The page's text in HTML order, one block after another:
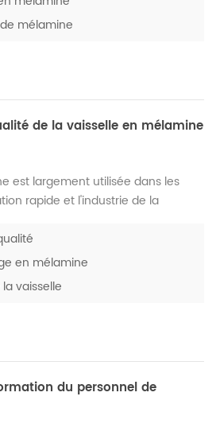
en mélamine pour vos enfants
La composition ...
mélamine
de la vaisselle en mélamine
est largement utilisée dans les
rapide et l'industrie de la
les gens sont également très
de la production de vaisselle en
de vaisselle en mélamine, la
de résine mélamine
en mélamine
vaisselle
du personnel de